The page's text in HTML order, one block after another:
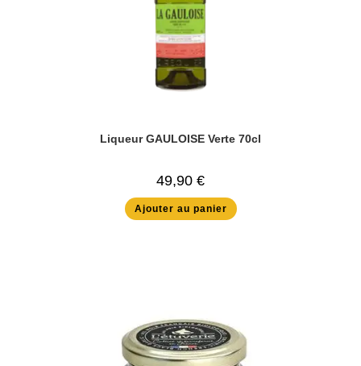
Liqueur GAULOISE Verte 70cl
49,90 €
Ajouter au panier